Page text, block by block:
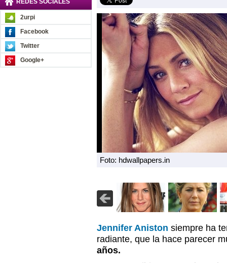
REDES SOCIALES
2urpi
Facebook
Twitter
Google+
Foto: hdwallpapers.in
Jennifer Aniston siempre ha
radiante, que la hace parecer
años.